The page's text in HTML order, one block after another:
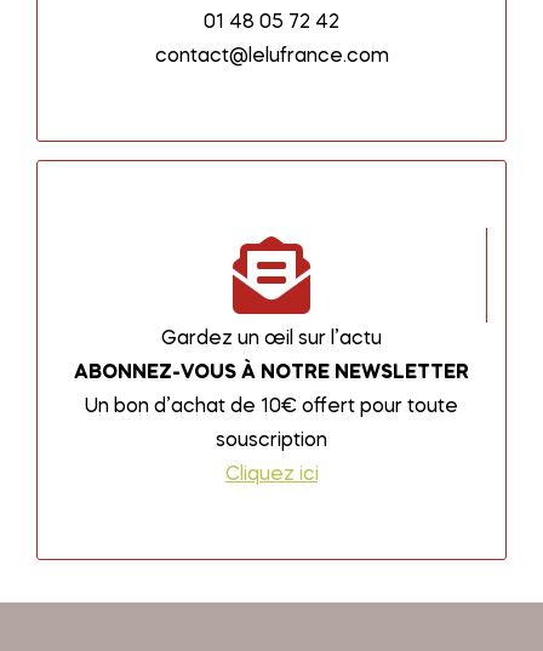
01 48 05 72 42
contact@lelufrance.com
Gardez un œil sur l’actu
ABONNEZ-VOUS À NOTRE NEWSLETTER
Un bon d’achat de 10€ offert pour toute
souscription
Cliquez ici